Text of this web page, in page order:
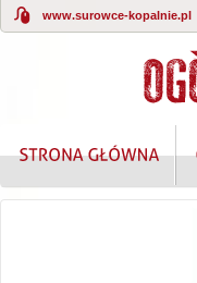
www.surowce-kopalnie.pl